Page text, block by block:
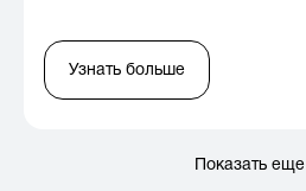
Узнать больше
Показать еще